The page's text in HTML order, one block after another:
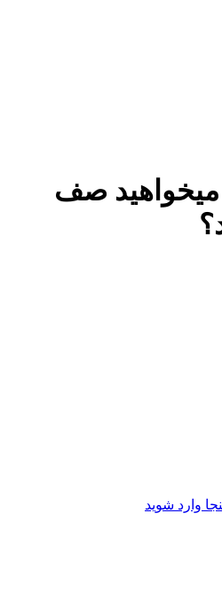
میخواهید صف
وارد شوید